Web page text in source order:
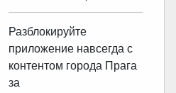
Разблокируйте
приложение навсегда с
контентом города Прага
за